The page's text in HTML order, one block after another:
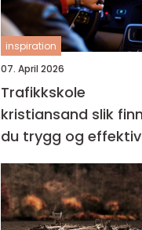
inspiration
07. April 2026
Trafikkskole
kristiansand slik finner
du trygg og effektiv
opplæring